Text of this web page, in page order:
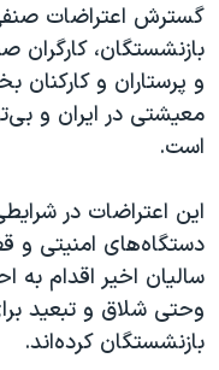
720p
1080p
گسترش اعتراضات
بازنشستگان، کارگران
و پرستاران و
معیشتی در ایران و
است.
این اعتراضات در
دستگاه‌های امنیتی و
سالیان اخیر اقدام به
وحتی شلاق و تبعید
بازنشستگان کرده‌اند.